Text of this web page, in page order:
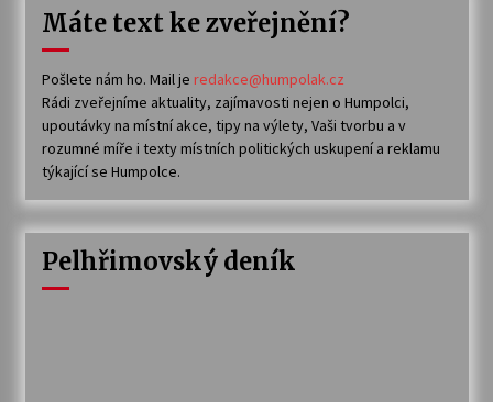
Máte text ke zveřejnění?
Pošlete nám ho. Mail je redakce@humpolak.cz
Rádi zveřejníme aktuality, zajímavosti nejen o Humpolci,
upoutávky na místní akce, tipy na výlety, Vaši tvorbu a v
rozumné míře i texty místních politických uskupení a reklamu
týkající se Humpolce.
Pelhřimovský deník